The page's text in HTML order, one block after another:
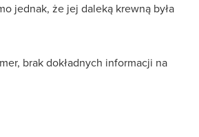
jednak, że jej daleką krewną była
brak dokładnych informacji na